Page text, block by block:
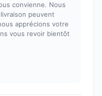
convienne. Nous
peuvent
apprécions votre
vous revoir bientôt